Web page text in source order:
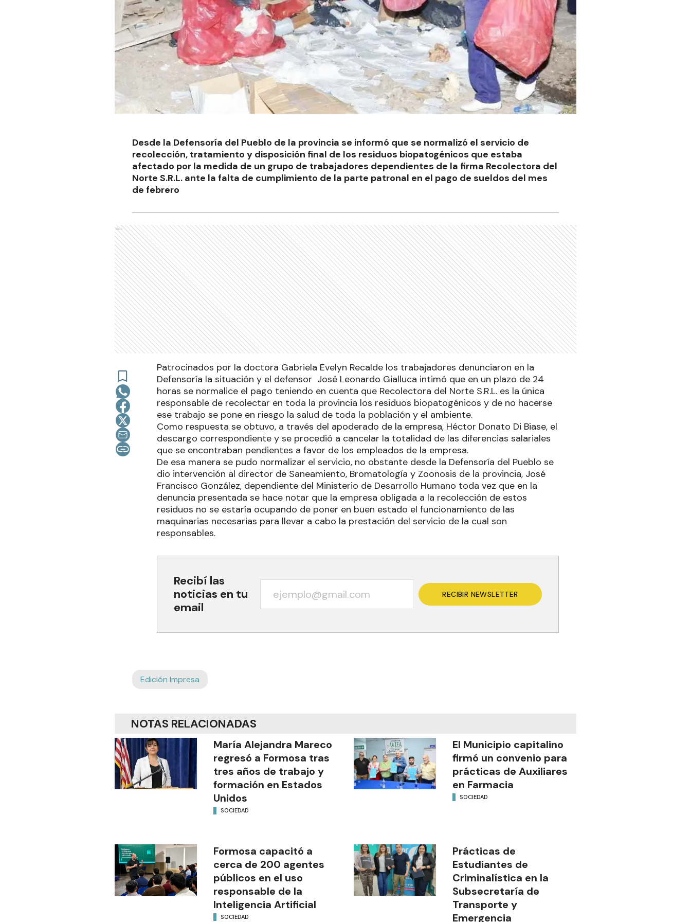
Desde la Defensoría del Pueblo de la provincia se informó que se normalizó el servicio de
recolección, tratamiento y disposición final de los residuos biopatogénicos que estaba
afectado por la medida de un grupo de trabajadores dependientes de la firma Recolectora del
Norte S.R.L. ante la falta de cumplimiento de la parte patronal en el pago de sueldos del mes
de febrero
Ads
Patrocinados por la doctora Gabriela Evelyn Recalde los trabajadores denunciaron en la
Defensoría la situación y el defensor José Leonardo Gialluca intimó que en un plazo de 24
horas se normalice el pago teniendo en cuenta que Recolectora del Norte S.R.L. es la única
responsable de recolectar en toda la provincia los residuos biopatogénicos y de no hacerse
ese trabajo se pone en riesgo la salud de toda la población y el ambiente.
Como respuesta se obtuvo, a través del apoderado de la empresa, Héctor Donato Di Biase, el
descargo correspondiente y se procedió a cancelar la totalidad de las diferencias salariales
que se encontraban pendientes a favor de los empleados de la empresa.
De esa manera se pudo normalizar el servicio, no obstante desde la Defensoría del Pueblo se
dio intervención al director de Saneamiento, Bromatología y Zoonosis de la provincia, José
Francisco González, dependiente del Ministerio de Desarrollo Humano toda vez que en la
denuncia presentada se hace notar que la empresa obligada a la recolección de estos
residuos no se estaría ocupando de poner en buen estado el funcionamiento de las
maquinarias necesarias para llevar a cabo la prestación del servicio de la cual son
responsables.
Recibí las
noticias en tu
email
RECIBIR NEWSLETTER
Edición Impresa
NOTAS RELACIONADAS
María Alejandra Mareco
regresó a Formosa tras
tres años de trabajo y
formación en Estados
Unidos
SOCIEDAD
El Municipio capitalino
firmó un convenio para
prácticas de Auxiliares
en Farmacia
SOCIEDAD
Formosa capacitó a
cerca de 200 agentes
públicos en el uso
responsable de la
Inteligencia Artificial
SOCIEDAD
Prácticas de
Estudiantes de
Criminalística en la
Subsecretaría de
Transporte y
Emergencia